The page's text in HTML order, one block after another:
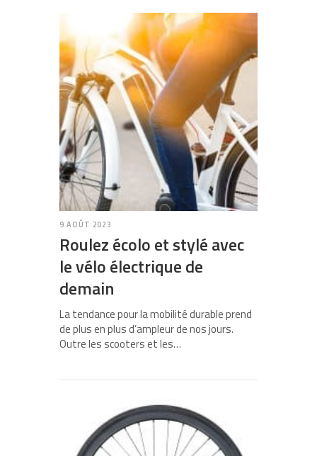
9 AOÛT 2023
Roulez écolo et stylé avec
le vélo électrique de
demain
La tendance pour la mobilité durable prend
de plus en plus d’ampleur de nos jours.
Outre les scooters et les…